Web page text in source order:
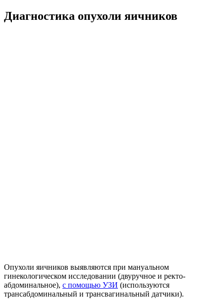
Диагностика опухоли яичников
Опухоли яичников выявляются при мануальном
гинекологическом исследовании (двуручное и ректо-
абдоминальное), с помощью УЗИ (используются
трансабдоминальный и трансвагинальный датчики).